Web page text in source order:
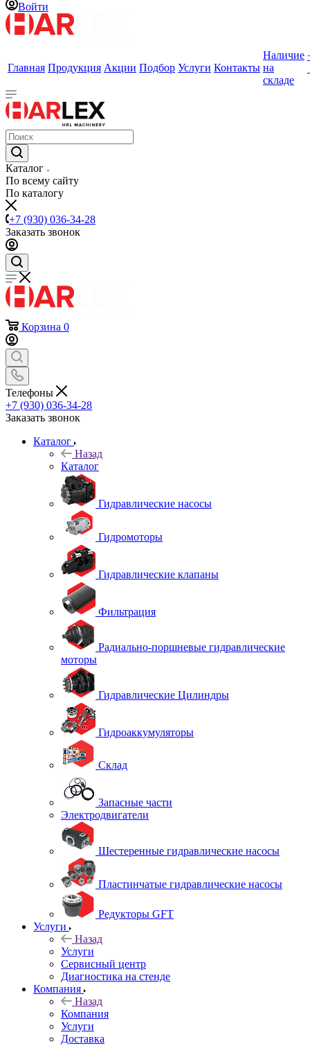
Войти
Главная Продукция Акции Подбор Услуги Контакты
Наличие
на
складе
Каталог
По всему сайту
По каталогу
+7 (930) 036-34-28
Заказать звонок
Корзина 0
Телефоны
+7 (930) 036-34-28
Заказать звонок
Каталог
Назад
Каталог
Гидравлические насосы
Гидромоторы
Гидравлические клапаны
Фильтрация
Радиально-поршневые гидравлические
моторы
Гидравлические Цилиндры
Гидроаккумуляторы
Склад
Запасные части
Электродвигатели
Шестеренные гидравлические насосы
Пластинчатые гидравлические насосы
Редукторы GFT
Услуги
Назад
Услуги
Сервисный центр
Диагностика на стенде
Компания
Назад
Компания
Услуги
Доставка